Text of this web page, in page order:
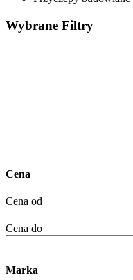
Wybrane Filtry
Cena
Cena od
Cena do
Marka